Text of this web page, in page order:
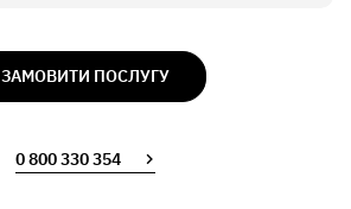
ЗАМОВИТИ ПОСЛУГУ
0 800 330 354